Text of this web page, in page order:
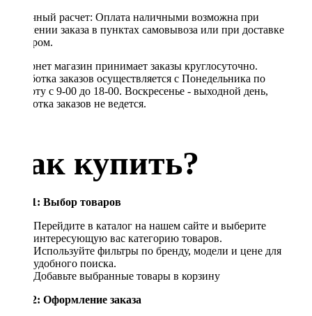
Наличный расчет: Оплата наличными возможна при
получении заказа в пунктах самовывоза или при доставке
курьером.
Интернет магазин принимает заказы круглосуточно.
Обработка заказов осуществляется с Понедельника по
Субботу с 9-00 до 18-00. Воскресенье - выходной день,
обработка заказов не ведется.
Как купить?
Шаг 1: Выбор товаров
Перейдите в каталог на нашем сайте и выберите
интересующую вас категорию товаров.
Используйте фильтры по бренду, модели и цене для
удобного поиска.
Добавьте выбранные товары в корзину
Шаг 2: Оформление заказа